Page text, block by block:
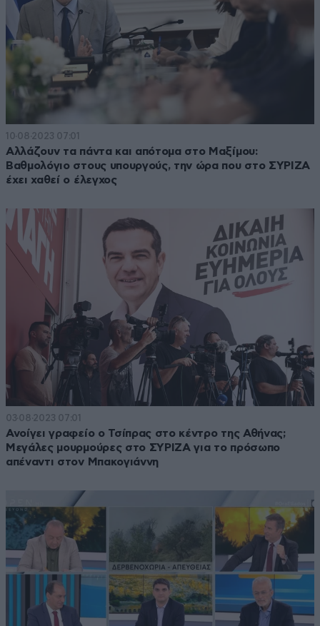
10·08·2023 07:01
Αλλάζουν τα πάντα και απότομα στο Μαξίμου:
Βαθμολόγιο στους υπουργούς, την ώρα που στο ΣΥΡΙΖΑ
έχει χαθεί ο έλεγχος
03·08·2023 07:01
Ανοίγει γραφείο ο Τσίπρας στο κέντρο της Αθήνας;
Μεγάλες μουρμούρες στο ΣΥΡΙΖΑ για το πρόσωπο
απέναντι στον Μπακογιάννη